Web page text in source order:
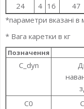
24
4 16 47
*параметри вказані в
* Вага каретки в кг
Позначення
C_dyn
C0